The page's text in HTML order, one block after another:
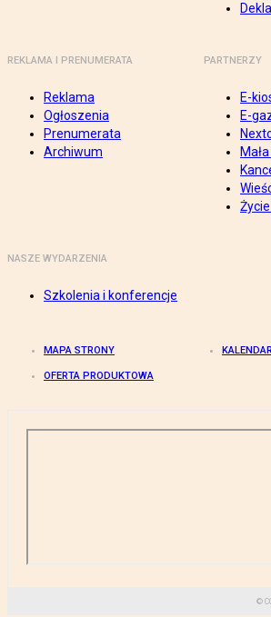
REKLAMA I PRENUMERATA
Reklama
Ogłoszenia
Prenumerata
Archiwum
PARTNERZY
E-
E-
NASZE WYDARZENIA
Szkolenia i konferencje
MAPA STRONY
OFERTA PRODUKTOWA
©